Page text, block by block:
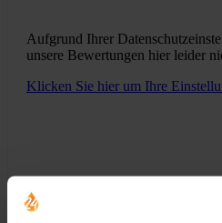
Aufgrund Ihrer
unsere Bewertungen hier leider
Klicken Sie hier um Ihre
Jetzt individuelle Anfrage
hier!